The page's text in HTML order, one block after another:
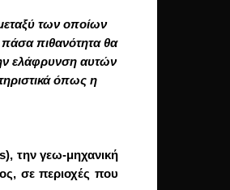
των οποίων
πιθανότητα θα
ελάφρυνση αυτών
όπως η
την γεω-μηχανική
σε περιοχές που